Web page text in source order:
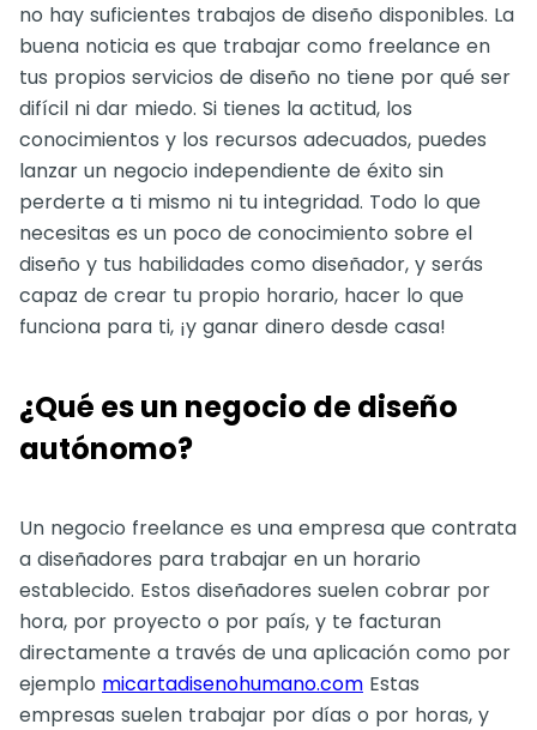
no hay suficientes trabajos de diseño disponibles. La
buena noticia es que trabajar como freelance en
tus propios servicios de diseño no tiene por qué ser
difícil ni dar miedo. Si tienes la actitud, los
conocimientos y los recursos adecuados, puedes
lanzar un negocio independiente de éxito sin
perderte a ti mismo ni tu integridad. Todo lo que
necesitas es un poco de conocimiento sobre el
diseño y tus habilidades como diseñador, y serás
capaz de crear tu propio horario, hacer lo que
funciona para ti, ¡y ganar dinero desde casa!
¿Qué es un negocio de diseño
autónomo?
Un negocio freelance es una empresa que contrata
a diseñadores para trabajar en un horario
establecido. Estos diseñadores suelen cobrar por
hora, por proyecto o por país, y te facturan
directamente a través de una aplicación como por
ejemplo micartadisenohumano.com Estas
empresas suelen trabajar por días o por horas, y